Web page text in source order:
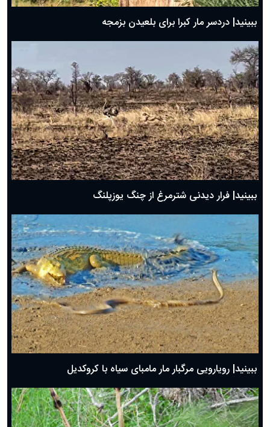
ببینید| دردسر مار کبرا برای بلعیدن بزمجه
ببینید| فرار دیدنی شترمرغ از چنگ یوزپلنگ
ببینید| رویارویی مرگبار مار مامبای سیاه با کروکدیل